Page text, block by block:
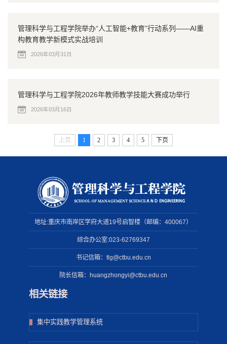
管理科学与工程学院举办“人工智能+教育”行动系列——AI重
构教育教学新模式实战培训
2026年03月31日
管理科学与工程学院2026年教师教学技能大赛成功举行
2026年03月16日
上页 1 2 3 4 5 下页
地址:重庆市南岸区学府大道19号启智楼（邮编：400067）
综合办公室:023-62769347
书记信箱：tlg@ctbu.edu.cn
院长信箱：huangzhongyi@ctbu.edu.cn
相关链接
集中实践教学管理系统